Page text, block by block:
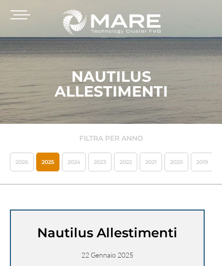
NAUTILUS
ALLESTIMENTI
FILTRA PER ANNO
2026 2025 2024 2023 2022 2021 2020 2019
Nautilus Allestimenti
22 Gennaio 2025